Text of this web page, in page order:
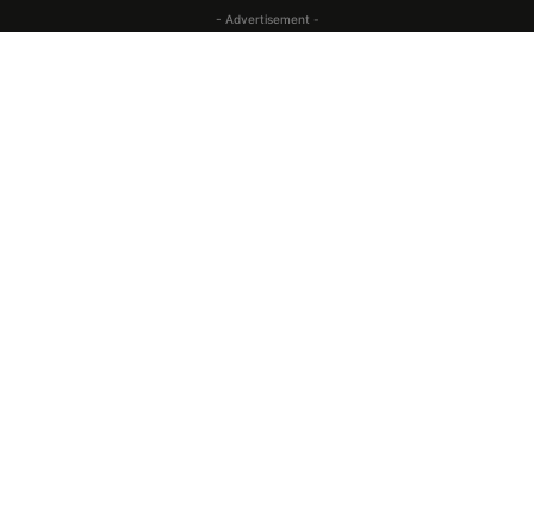
- Advertisement -